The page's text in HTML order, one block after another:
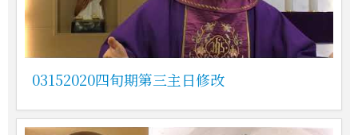
03152020四旬期第三主日修改